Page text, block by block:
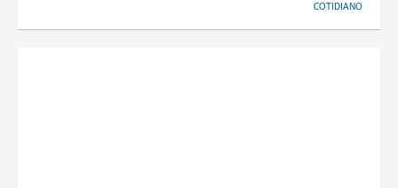
COTIDIANO